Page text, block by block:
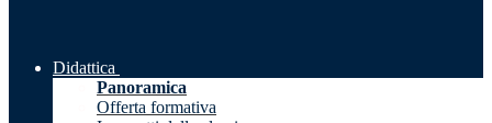
Didattica
Panoramica
Offerta formativa